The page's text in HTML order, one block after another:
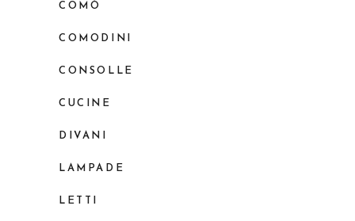
COMÒ
COMODINI
CONSOLLE
CUCINE
DIVANI
LAMPADE
LETTI